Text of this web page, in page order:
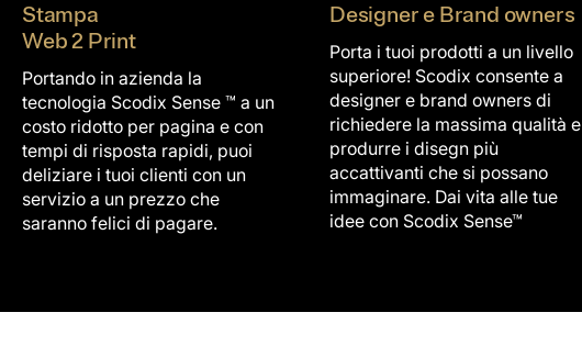
Stampa
Web 2 Print
Portando in azienda la
tecnologia Scodix Sense ™ a un
costo ridotto per pagina e con
tempi di risposta rapidi, puoi
deliziare i tuoi clienti con un
servizio a un prezzo che
saranno felici di pagare.
Designer e Brand owners
Porta i tuoi prodotti a un livello
superiore! Scodix consente a
designer e brand owners di
richiedere la massima qualità e
produrre i disegn più
accattivanti che si possano
immaginare. Dai vita alle tue
idee con Scodix Sense™